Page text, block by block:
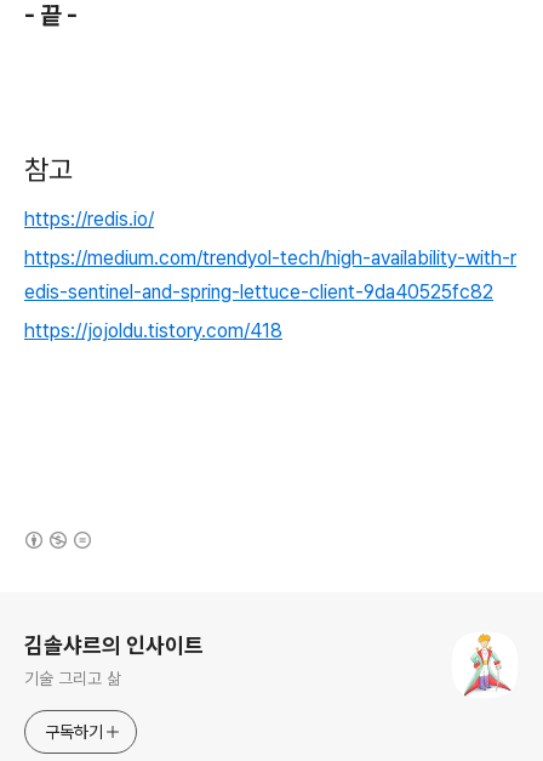
- 끝 -
참고
https://redis.io/
https://medium.com/trendyol-tech/high-availability-with-r
edis-sentinel-and-spring-lettuce-client-9da40525fc82
https://jojoldu.tistory.com/418
김솔샤르의 인사이트
기술 그리고 삶
구독하기